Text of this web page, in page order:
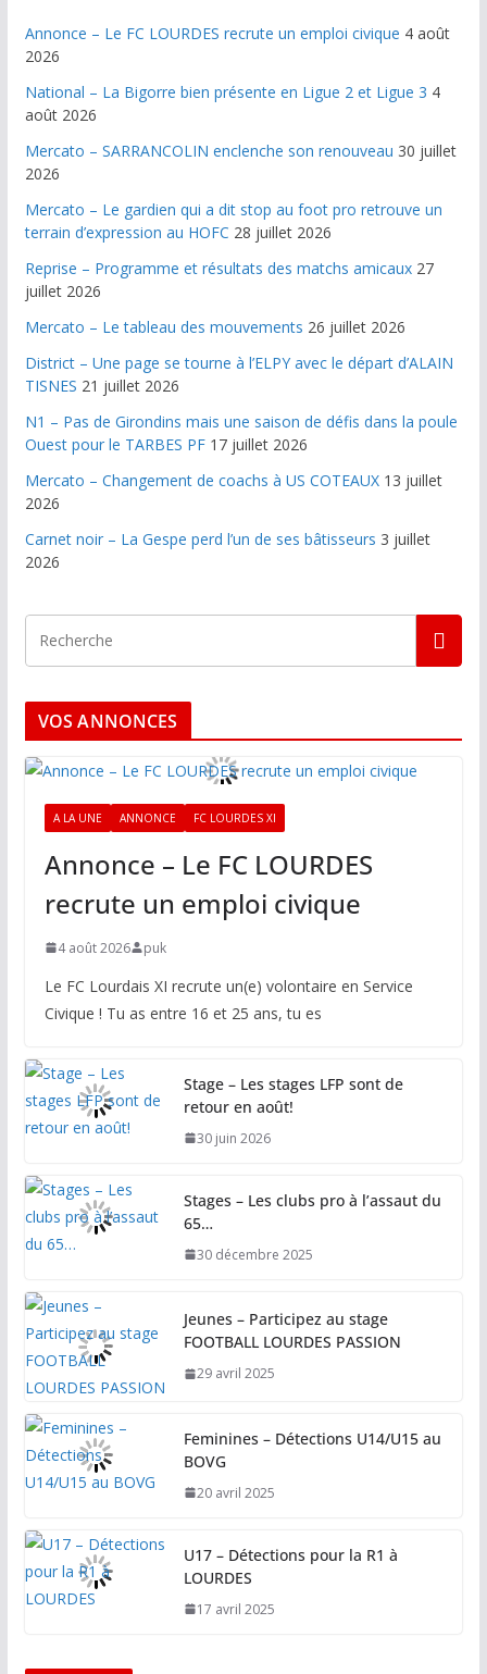
Annonce – Le FC LOURDES recrute un emploi civique 4 août
2026
National – La Bigorre bien présente en Ligue 2 et Ligue 3 4
août 2026
Mercato – SARRANCOLIN enclenche son renouveau 30 juillet
2026
Mercato – Le gardien qui a dit stop au foot pro retrouve un
terrain d’expression au HOFC 28 juillet 2026
Reprise – Programme et résultats des matchs amicaux 27
juillet 2026
Mercato – Le tableau des mouvements 26 juillet 2026
District – Une page se tourne à l’ELPY avec le départ d’ALAIN
TISNES 21 juillet 2026
N1 – Pas de Girondins mais une saison de défis dans la poule
Ouest pour le TARBES PF 17 juillet 2026
Mercato – Changement de coachs à US COTEAUX 13 juillet
2026
Carnet noir – La Gespe perd l’un de ses bâtisseurs 3 juillet
2026
VOS ANNONCES
A LA UNE ANNONCE FC LOURDES XI
Annonce – Le FC LOURDES
recrute un emploi civique
4 août 2026 puk
Le FC Lourdais XI recrute un(e) volontaire en Service
Civique ! Tu as entre 16 et 25 ans, tu es
Stage – Les stages LFP sont de
retour en août!
30 juin 2026
Stages – Les clubs pro à l’assaut du
65…
30 décembre 2025
Jeunes – Participez au stage
FOOTBALL LOURDES PASSION
29 avril 2025
Feminines – Détections U14/U15 au
BOVG
20 avril 2025
U17 – Détections pour la R1 à
LOURDES
17 avril 2025